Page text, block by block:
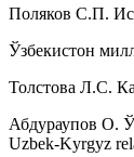
Поляков С.П.
Ўзбекистон
Толстова Л.С.
Абдураупов О.
Uzbek-Kyrgyz